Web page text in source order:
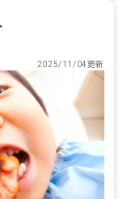
2025/11/04更新